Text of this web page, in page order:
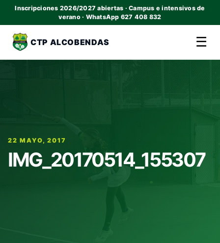
Inscripciones 2026/2027 abiertas · Campus e intensivos de
verano · WhatsApp 627 408 832
CTP ALCOBENDAS ☰
22 MAYO, 2017
IMG_20170514_155307